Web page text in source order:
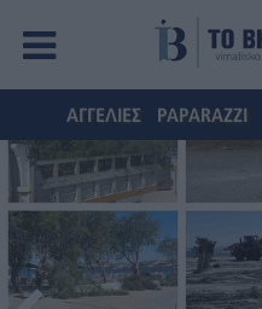
ΑΓΓΕΛΙΕΣ PAPARAZZI